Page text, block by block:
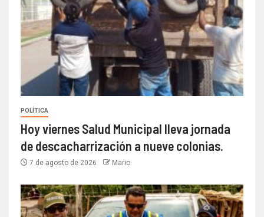
POLÍTICA
Hoy viernes Salud Municipal lleva jornada
de descacharrización a nueve colonias.
7 de agosto de 2026 Mario